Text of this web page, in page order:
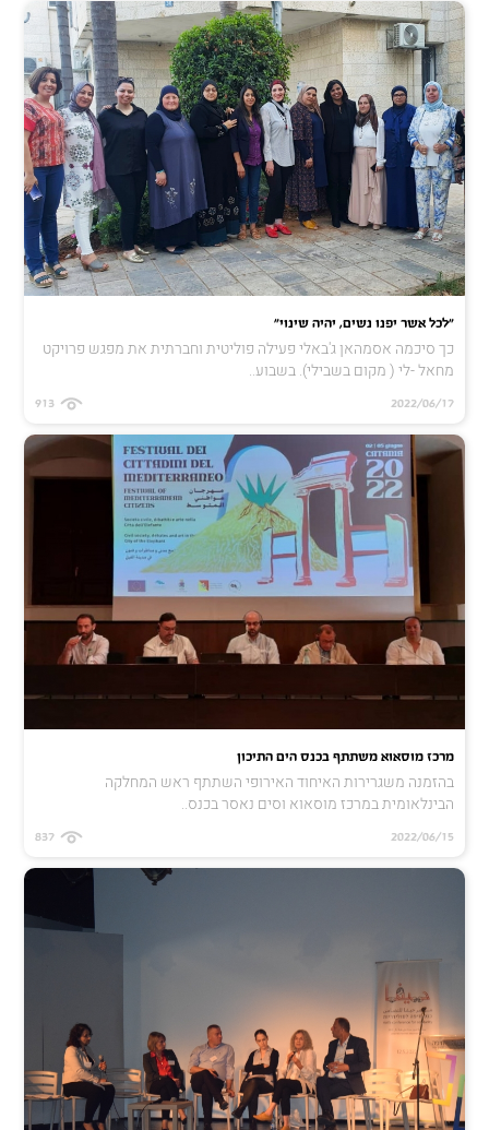
"לכל אשר יפנו נשים, יהיה שינוי"
כך סיכמה אסמהאן ג'באלי פעילה פוליטית וחברתית את מפגש פרויקט
מחאל -לי ( מקום בשבילי). בשבוע..
2022/06/17
מרכז מוסאוא משתתף בכנס הים התיכון
בהזמנה משגרירות האיחוד האירופי השתתף ראש המחלקה
הבינלאומית במרכז מוסאוא וסים נאסר בכנס..
2022/06/15